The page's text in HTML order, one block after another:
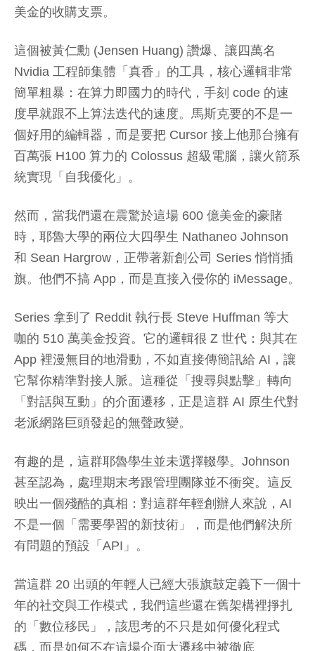
美金的收購支票。
這個被黃仁勳 (Jensen Huang) 讚爆、讓四萬名
Nvidia 工程師集體「真香」的工具，核心邏輯非常
簡單粗暴：在算力即國力的時代，手刻 code 的速
度早就跟不上算法迭代的速度。馬斯克要的不是一
個好用的編輯器，而是要把 Cursor 接上他那台擁有
百萬張 H100 算力的 Colossus 超級電腦，讓火箭系
統實現「自我優化」。
然而，當我們還在震驚於這場 600 億美金的豪賭
時，耶魯大學的兩位大四學生 Nathaneo Johnson
和 Sean Hargrow，正帶著新創公司 Series 悄悄插
旗。他們不搞 App，而是直接入侵你的 iMessage。
Series 拿到了 Reddit 執行長 Steve Huffman 等大
咖的 510 萬美金投資。它的邏輯很 Z 世代：與其在
App 裡漫無目的地滑動，不如直接傳簡訊給 AI，讓
它幫你精準對接人脈。這種從「搜尋與點擊」轉向
「對話與互動」的介面遷移，正是這群 AI 原生代對
老派網路巨頭發起的無聲政變。
有趣的是，這群耶魯學生並未選擇輟學。Johnson
甚至認為，處理期末考跟管理團隊並不衝突。這反
映出一個殘酷的真相：對這群年輕創辦人來說，AI
不是一個「需要學習的新技術」，而是他們解決所
有問題的預設「API」。
當這群 20 出頭的年輕人已經大張旗鼓定義下一個十
年的社交與工作模式，我們這些還在舊架構裡掙扎
的「數位移民」，該思考的不只是如何優化程式
碼，而是如何不在這場介面大遷移中被徹底